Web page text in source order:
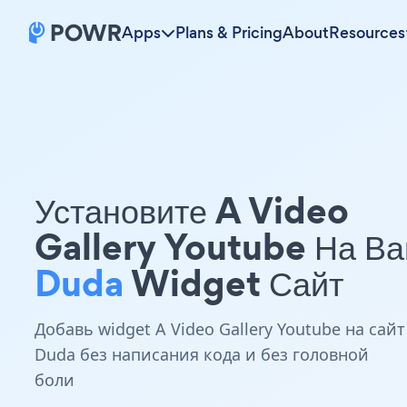
Apps Plans & PricingAboutResources
Установите A Video
Gallery Youtube На
DudaWidget Сайт
Добавь widget A Video Gallery Youtube на сайт
Duda без написания кода и без головной
боли